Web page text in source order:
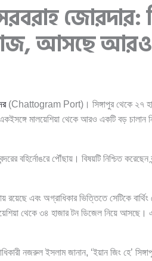
জোরদার:
আসছে
(Chattogram Port)। সিঙ্গাপুর থেকে ২৭
মালয়েশিয়া থেকে আরও একটি বড়
বহির্নোঙরে পৌঁছায়। বিষয়টি নিশ্চিত করেছেন
রয়েছে এবং অগ্রাধিকার ভিত্তিতে সেটিকে
থেকে ৩৪ হাজার টন ডিজেল নিয়ে
নজরুল ইসলাম জানান, ‘ইয়ান জিং হে’